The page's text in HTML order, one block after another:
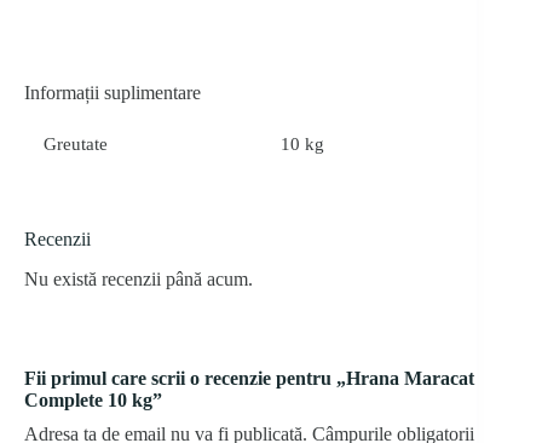
Informații suplimentare
Greutate 10 kg
Recenzii
Nu există recenzii până acum.
Fii primul care scrii o recenzie pentru „Hrana Maracat
Complete 10 kg”
Adresa ta de email nu va fi publicată. Câmpurile obligatorii